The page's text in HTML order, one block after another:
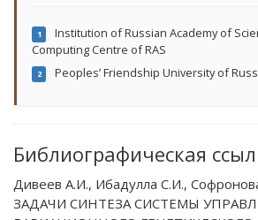
1
Institution of Russian Academy of
Computing Centre of RAS
2 Peoples’ Friendship University of
Библиографическая
Дивеев А.И., Ибадулла С.И.,
ЗАДАЧИ СИНТЕЗА СИСТЕМЫ